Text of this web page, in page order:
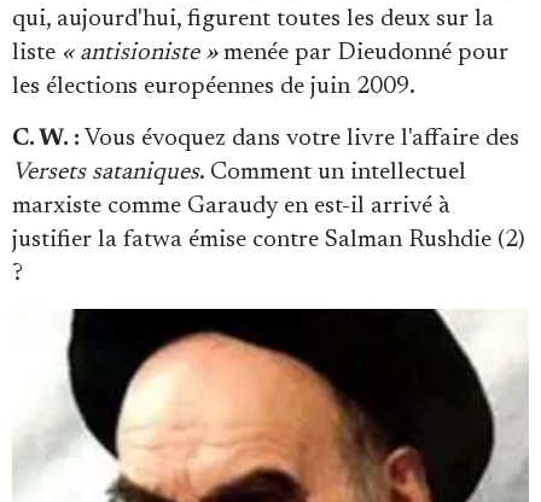
qui, aujourd'hui, figurent toutes les deux sur la
liste « antisioniste »menée par Dieudonné pour
les élections européennes de juin 2009.
C. W. : Vous évoquez dans votre livre l'affaire des
Versets sataniques. Comment un intellectuel
marxiste comme Garaudy en est-il arrivé à
justifier la fatwa émise contre Salman Rushdie (2)
?